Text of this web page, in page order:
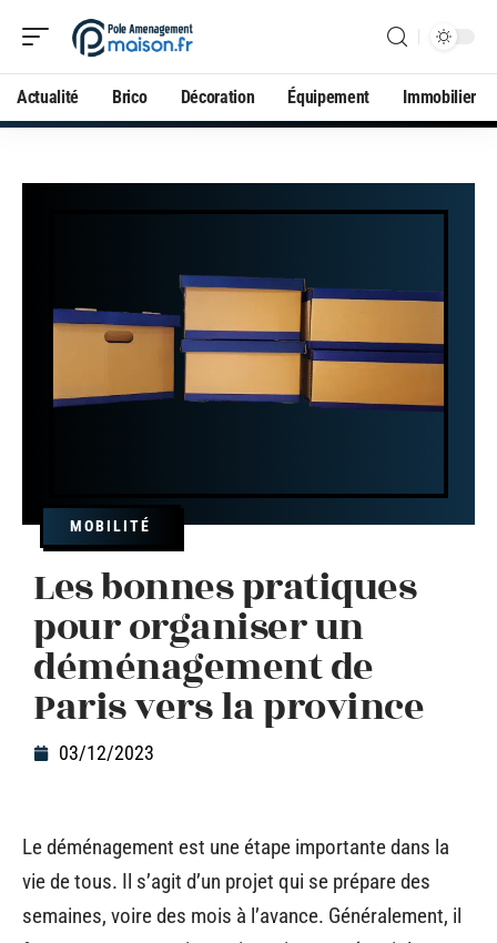
Actualité Brico Décoration Équipement Immobilier
MOBILITÉ
Les bonnes pratiques
pour organiser un
déménagement de
Paris vers la province
03/12/2023
Le déménagement est une étape importante dans la
vie de tous. Il s’agit d’un projet qui se prépare des
semaines, voire des mois à l’avance. Généralement, il